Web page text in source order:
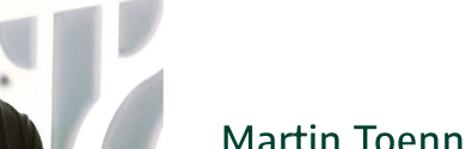
Martin